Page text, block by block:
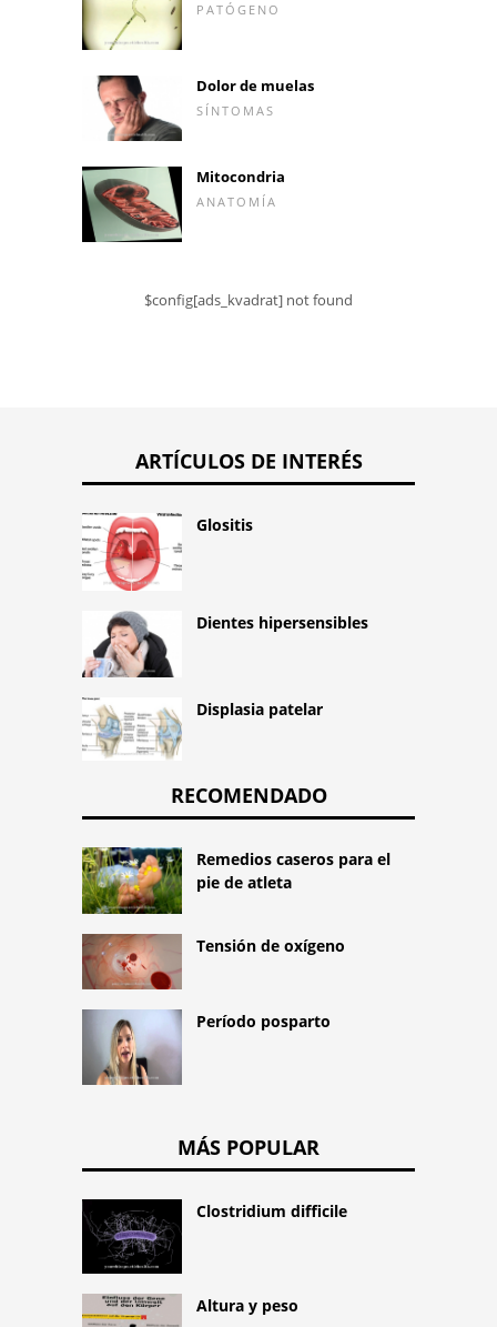
PATÓGENO
Dolor de muelas
SÍNTOMAS
Mitocondria
ANATOMÍA
$config[ads_kvadrat] not found
ARTÍCULOS DE INTERÉS
Glositis
Dientes hipersensibles
Displasia patelar
RECOMENDADO
Remedios caseros para el
pie de atleta
Tensión de oxígeno
Período posparto
MÁS POPULAR
Clostridium difficile
Altura y peso